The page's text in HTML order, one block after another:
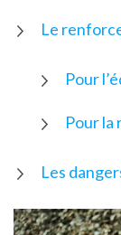
Le
Pour
Pour
Les